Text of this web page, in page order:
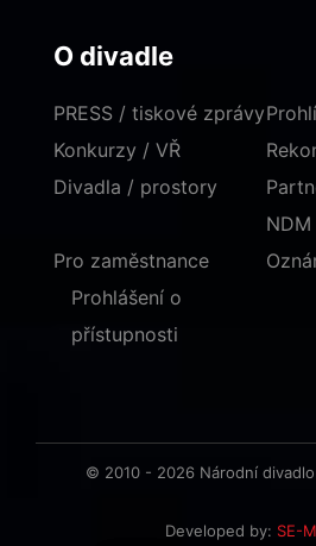
O divadle
PRESS / tiskové zprávy
Konkurzy / VŘ
Divadla / prostory
NDM
Pro zaměstnance
Prohlášení o
přístupnosti
© 2010 - 2026 Národní
Developed by: SE-